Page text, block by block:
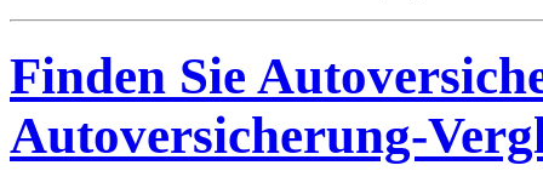
Finden Sie
Autoversicherung-